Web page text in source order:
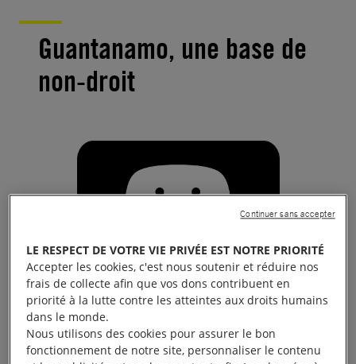
Guantanamo, une base de
non-droit
Le visionnage de cette vidéo entraîne un
dépôt de cookies de la part de YouTube. Si
LE RESPECT DE VOTRE VIE PRIVÉE EST NOTRE PRIORITÉ
Accepter les cookies, c'est nous soutenir et réduire nos
frais de collecte afin que vos dons contribuent en
priorité à la lutte contre les atteintes aux droits humains
dans le monde.
Nous utilisons des cookies pour assurer le bon
fonctionnement de notre site, personnaliser le contenu
Continuer sans accepter